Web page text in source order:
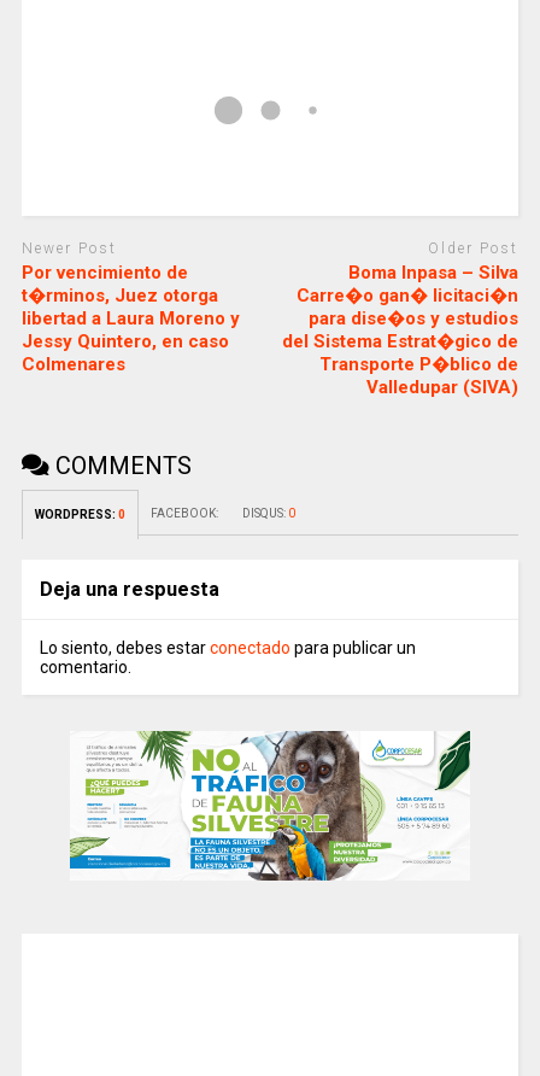
Newer Post
Por vencimiento de
t�rminos, Juez otorga
libertad a Laura Moreno y
Jessy Quintero, en caso
Colmenares
Older Post
Boma Inpasa – Silva
Carre�o gan� licitaci�n
para dise�os y estudios
del Sistema Estrat�gico de
Transporte P�blico de
Valledupar (SIVA)
COMMENTS
WORDPRESS: 0 FACEBOOK: DISQUS: 0
Deja una respuesta
Lo siento, debes estarconectado para publicar un
comentario.